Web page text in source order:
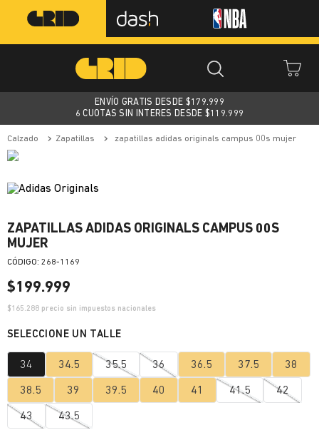
ENVÍO GRATIS DESDE $179.999
6 CUOTAS SIN INTERES DESDE $119.999
calzado zapatillas zapatillas adidas originals campus 00s mujer
ZAPATILLAS ADIDAS ORIGINALS CAMPUS 00S
MUJER
: 268-1169
$199.999
$165.288 precio sin impuestos nacionales
34 34.5 35.5 36 36.5 37.5 38
38.5 39 39.5 40 41 41.5 42
43 43.5